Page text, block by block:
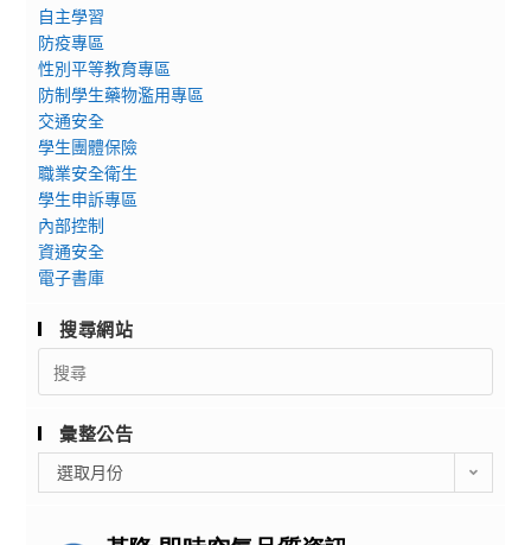
自主學習
防疫專區
性別平等教育專區
防制學生藥物濫用專區
交通安全
學生團體保險
職業安全衛生
學生申訴專區
內部控制
資通安全
電子書庫
搜尋網站
Search
for:
彙整公告
整
選取月份